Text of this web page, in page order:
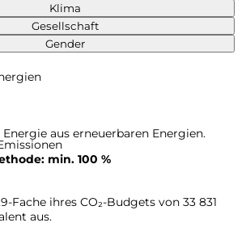
Klima
Gesellschaft
Gender
Energie aus erneuerbaren Energien.
min. 100 %
Fache ihres CO₂-Budgets von 33 831
aus.